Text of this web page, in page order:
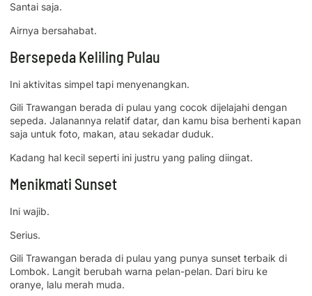
Santai saja.
Airnya bersahabat.
Bersepeda Keliling Pulau
Ini aktivitas simpel tapi menyenangkan.
Gili Trawangan berada di pulau yang cocok dijelajahi dengan
sepeda. Jalanannya relatif datar, dan kamu bisa berhenti kapan
saja untuk foto, makan, atau sekadar duduk.
Kadang hal kecil seperti ini justru yang paling diingat.
Menikmati Sunset
Ini wajib.
Serius.
Gili Trawangan berada di pulau yang punya sunset terbaik di
Lombok. Langit berubah warna pelan-pelan. Dari biru ke
oranye, lalu merah muda.